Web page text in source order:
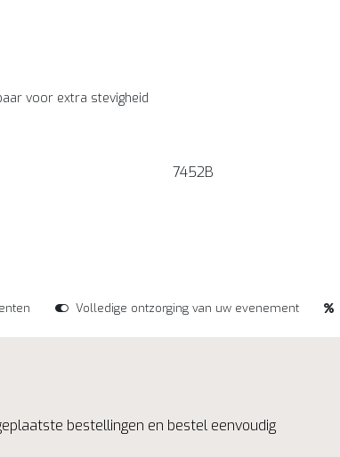
voor extra stevigheid
7452B
Volledige ontzorging van uw evenement
bestellingen en bestel eenvoudig